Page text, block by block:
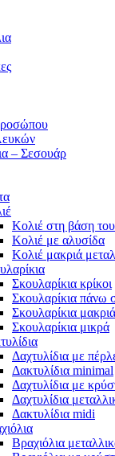
– Σεσουάρ
Κολιέ στη βάση
Κολιέ με αλυσίδα
Κολιέ μακριά
Σκουλαρίκια κρίκοι
Σκουλαρίκια πάνω
Σκουλαρίκια μακριά
Σκουλαρίκια μικρά
Δαχτυλίδια με
Δακτυλίδια minimal
Δαχτυλίδια με
Δαχτυλίδια
Δακτυλίδια midi
Βραχιόλια